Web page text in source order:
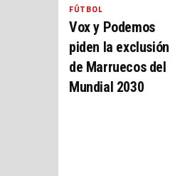
FÚTBOL
Vox y Podemos
piden la exclusión
de Marruecos del
Mundial 2030